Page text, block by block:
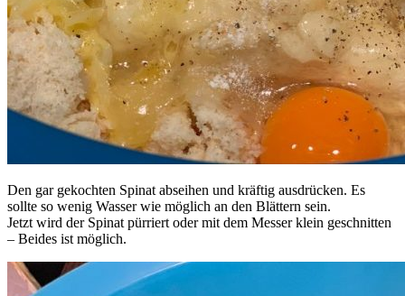
Den gar gekochten Spinat abseihen und kräftig ausdrücken. Es
sollte so wenig Wasser wie möglich an den Blättern sein.
Jetzt wird der Spinat pürriert oder mit dem Messer klein geschnitten
– Beides ist möglich.